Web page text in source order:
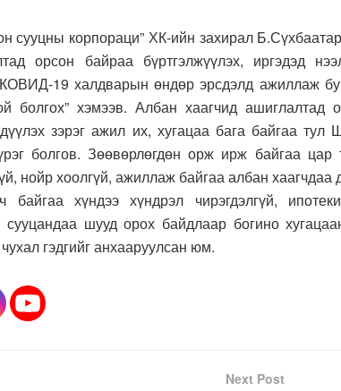
сууцны корпораци” ХК-ийн захирал
орсон байраа бүртгэлжүүлэх, иргэдэд
19 халдварын өндөр эрсдэлд ажиллаж
болгох” хэмээв. Албан хаагчид ашиглалтад
зэрэг ажил их, хугацаа бага байгаа
болгов. Зөөвөрлөгдөн орж ирж байгаа цар
нойр хоолгүй, ажиллаж байгаа албан хаагчдаа
байгаа хүндээ хүндрэл чирэгдэлгүй,
шууд орох байдлаар богино
гэдгийг анхааруулсан юм.
Next Post